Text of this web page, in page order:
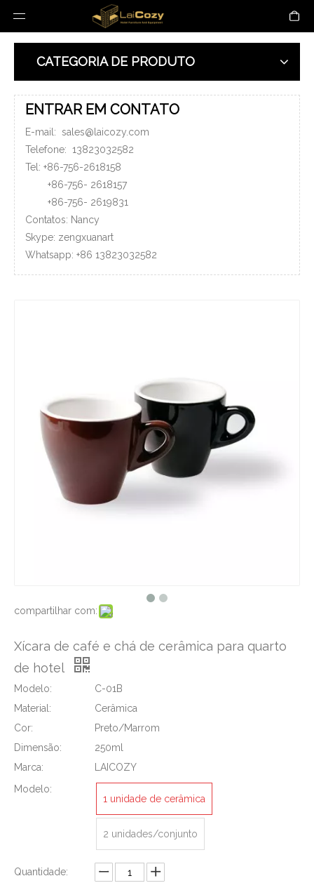
CATEGORIA DE PRODUTO
ENTRAR EM CONTATO
E-mail: sales@laicozy.com
Telefone: 13823032582
Tel: +86-756-2618158
+86-756- 2618157
+86-756- 2619831
Contatos: Nancy
Skype: zengxuanart
Whatsapp: +86 13823032582
compartilhar com:
Xícara de café e chá de cerâmica para quarto
de hotel
Modelo:
C-01B
Material:
Cerâmica
Cor:
Preto/Marrom
Dimensão:
250ml
Marca:
LAICOZY
Modelo:
1 unidade de cerâmica
2 unidades/conjunto
Quantidade: